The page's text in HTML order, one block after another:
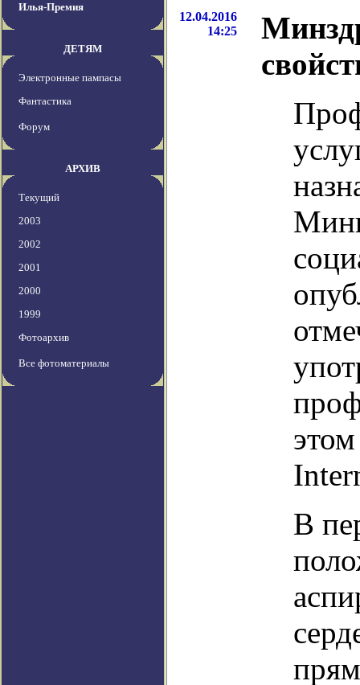
Илья-Премия
ДЕТЯМ
Электронные пампасы
Фантастика
Форум
АРХИВ
Текущий
2003
2002
2001
2000
1999
Фотоархив
Все фотоматериалы
12.04.2016
14:25
В